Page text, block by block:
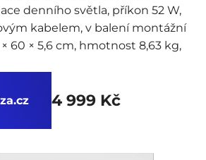
denního světla, příkon 52 W,
kabelem, v balení montážní
60 × 5,6 cm, hmotnost 8,63 kg,
4 999 Kč